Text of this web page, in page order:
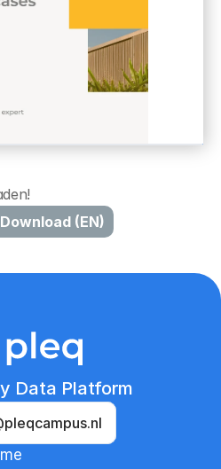
Download (EN)
Data Platform